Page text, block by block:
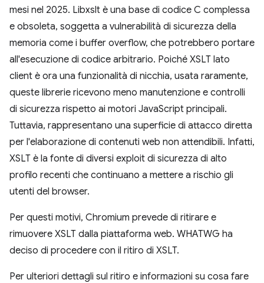
mesi nel 2025. Libxslt è una base di codice C complessa
e obsoleta, soggetta a vulnerabilità di sicurezza della
memoria come i buffer overflow, che potrebbero portare
all'esecuzione di codice arbitrario. Poiché XSLT lato
client è ora una funzionalità di nicchia, usata raramente,
queste librerie ricevono meno manutenzione e controlli
di sicurezza rispetto ai motori JavaScript principali.
Tuttavia, rappresentano una superficie di attacco diretta
per l'elaborazione di contenuti web non attendibili. Infatti,
XSLT è la fonte di diversi exploit di sicurezza di alto
profilo recenti che continuano a mettere a rischio gli
utenti del browser.
Per questi motivi, Chromium prevede di ritirare e
rimuovere XSLT dalla piattaforma web. WHATWG ha
deciso di procedere con il ritiro di XSLT.
Per ulteriori dettagli sul ritiro e informazioni su cosa fare